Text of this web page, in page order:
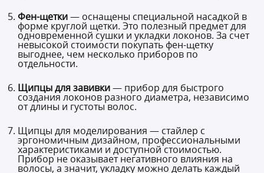
Фен-щетки— оснащены специальной насадкой в
форме круглой щетки. Это полезный предмет для
одновременной сушки и укладки локонов. За счет
невысокой стоимости покупать фен-щетку
выгоднее, чем несколько приборов по
отдельности.
Щипцы для завивки— прибор для быстрого
создания локонов разного диаметра, независимо
от длины и густоты волос.
Щипцы для моделирования — стайлер с
эргономичным дизайном, профессиональными
характеристиками и доступной стоимостью.
Прибор не оказывает негативного влияния на
волосы, а значит, укладку можно делать каждый